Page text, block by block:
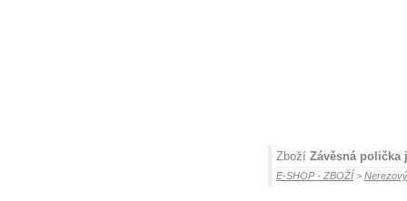
Zboží Závěsná polička
E-SHOP - ZBOŽÍ >